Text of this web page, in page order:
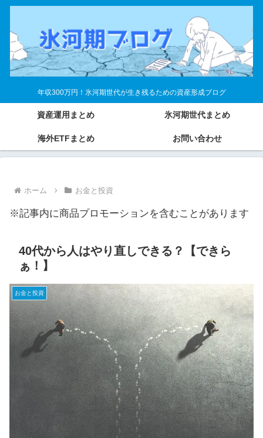
年収300万円！氷河期世代が生き残るための資産形成ブログ
資産運用まとめ 氷河期世代まとめ
海外ETFまとめ お問い合わせ
ホーム お金と投資
※記事内に商品プロモーションを含むことがあります
40代から人はやり直しできる？【できら
ぁ！】
お金と投資